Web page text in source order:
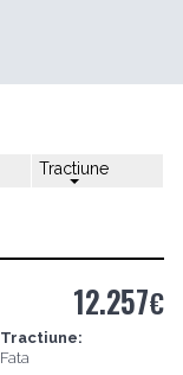
Tractiune
Tractiune:
Fata
12.257€